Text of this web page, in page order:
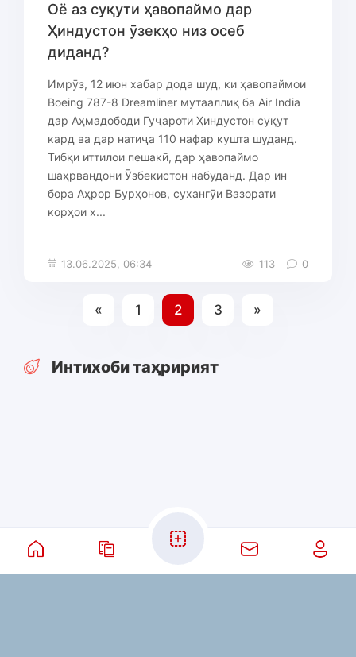
Оё аз суқути ҳавопаймо дар
Ҳиндустон ӯзекҳо низ осеб
диданд?
Имрӯз, 12 июн хабар дода шуд, ки ҳавопаймои
Boeing 787-8 Dreamliner мутааллиқ ба Air India
дар Аҳмадободи Гуҷароти Ҳиндустон суқут
кард ва дар натиҷа 110 нафар кушта шуданд.
Тибқи иттилои пешакӣ, дар ҳавопаймо
шаҳрвандони Ӯзбекистон набуданд. Дар ин
бора Аҳрор Бурҳонов, сухангӯи Вазорати
корҳои х...
13.06.2025, 06:34 113 0
« 1 2 3 »
Интихоби таҳририят